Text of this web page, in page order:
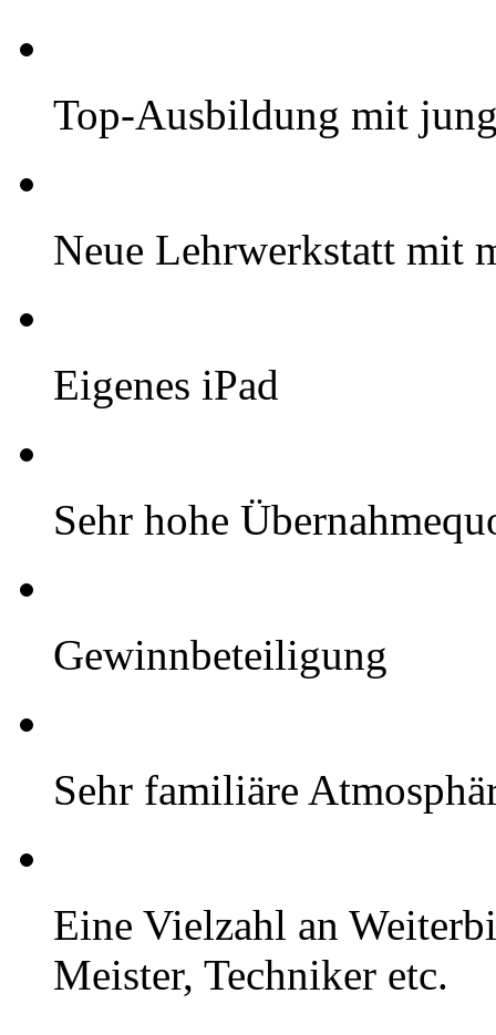
Top-Ausbildung mit
Neue Lehrwerkstatt mit
Eigenes iPad
Sehr hohe
Gewinnbeteiligung
Sehr familiäre
Eine Vielzahl an
Meister, Techniker etc.